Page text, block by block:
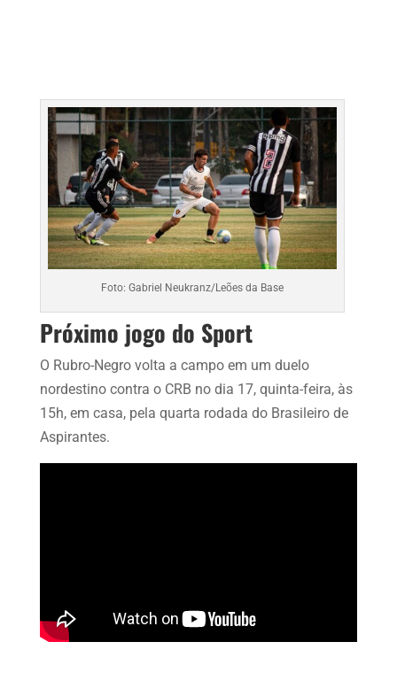
Foto: Gabriel Neukranz/Leões da Base
Próximo jogo do Sport
O Rubro-Negro volta a campo em um duelo
nordestino contra o CRB no dia 17, quinta-feira, às
15h, em casa, pela quarta rodada do Brasileiro de
Aspirantes.